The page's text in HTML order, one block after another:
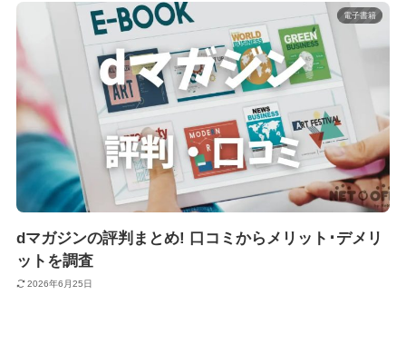
電子書籍
dマガジンの評判まとめ! 口コミからメリット･デメリ
ットを調査
2026年6月25日